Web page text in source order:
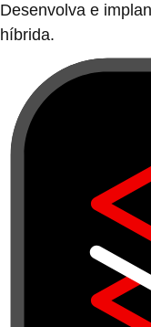
Desenvolva e
híbrida.